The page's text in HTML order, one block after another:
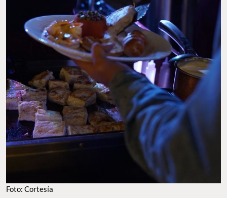
Foto: Cortesía